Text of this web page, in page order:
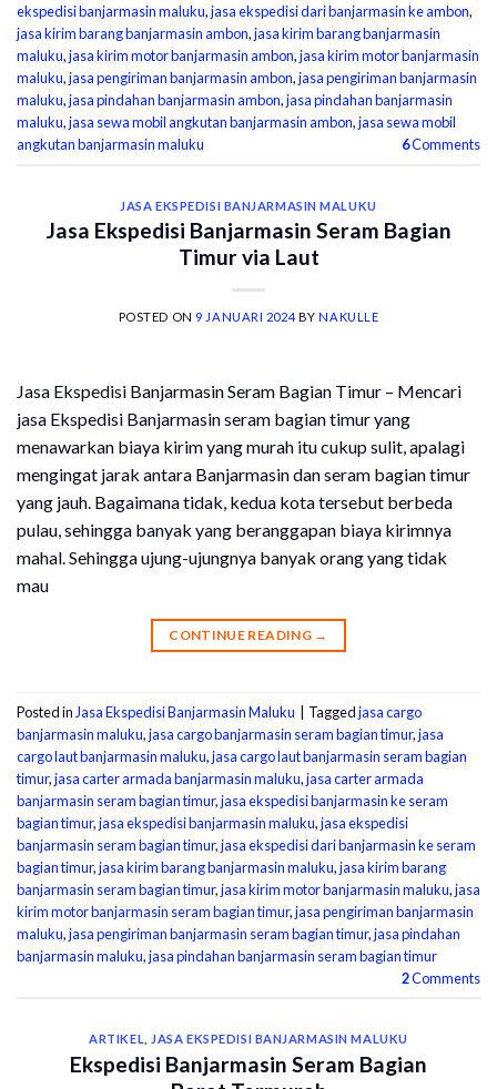
ekspedisi banjarmasin maluku,jasa ekspedisi dari banjarmasin ke ambon,
jasa kirim barang banjarmasin ambon,jasa kirim barang banjarmasin
maluku,jasa kirim motor banjarmasin ambon,jasa kirim motor banjarmasin
maluku,jasa pengiriman banjarmasin ambon,jasa pengiriman banjarmasin
maluku,jasa pindahan banjarmasin ambon,jasa pindahan banjarmasin
maluku,jasa sewa mobil angkutan banjarmasin ambon,jasa sewa mobil
angkutan banjarmasin maluku
6Comments
JASA EKSPEDISI BANJARMASIN MALUKU
Jasa Ekspedisi Banjarmasin Seram Bagian
Timur via Laut
POSTED ON 9 JANUARI 2024BYNAKULLE
Jasa Ekspedisi Banjarmasin Seram Bagian Timur – Mencari
jasa Ekspedisi Banjarmasin seram bagian timur yang
menawarkan biaya kirim yang murah itu cukup sulit, apalagi
mengingat jarak antara Banjarmasin dan seram bagian timur
yang jauh. Bagaimana tidak, kedua kota tersebut berbeda
pulau, sehingga banyak yang beranggapan biaya kirimnya
mahal. Sehingga ujung-ujungnya banyak orang yang tidak
mau
CONTINUE READING →
Posted in Jasa Ekspedisi Banjarmasin Maluku Taggedjasa cargo
banjarmasin maluku,jasa cargo banjarmasin seram bagian timur,jasa
cargo laut banjarmasin maluku,jasa cargo laut banjarmasin seram bagian
timur,jasa carter armada banjarmasin maluku,jasa carter armada
banjarmasin seram bagian timur,jasa ekspedisi banjarmasin ke seram
bagian timur,jasa ekspedisi banjarmasin maluku,jasa ekspedisi
banjarmasin seram bagian timur,jasa ekspedisi dari banjarmasin ke seram
bagian timur,jasa kirim barang banjarmasin maluku,jasa kirim barang
banjarmasin seram bagian timur,jasa kirim motor banjarmasin maluku,jasa
kirim motor banjarmasin seram bagian timur,jasa pengiriman banjarmasin
maluku,jasa pengiriman banjarmasin seram bagian timur,jasa pindahan
banjarmasin maluku,jasa pindahan banjarmasin seram bagian timur
2Comments
ARTIKEL JASA EKSPEDISI BANJARMASIN MALUKU
Ekspedisi Banjarmasin Seram Bagian